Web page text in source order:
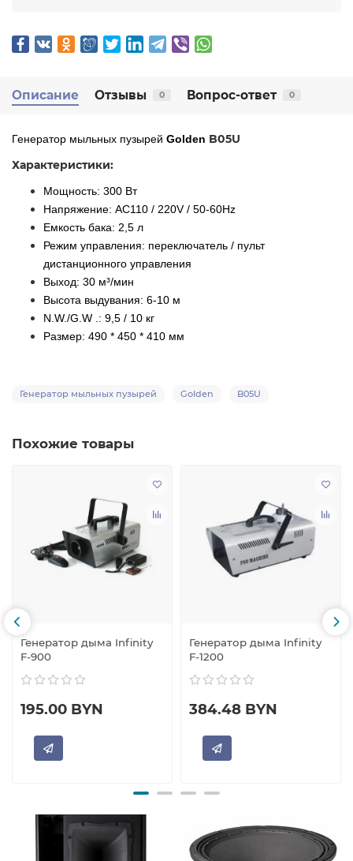
Описание Отзывы 0 Вопрос-ответ 0
Генератор мыльных пузырей Golden B05U
Характеристики:
Мощность: 300 Вт
Напряжение: AC110 / 220V / 50-60Hz
Емкость бака: 2,5 л
Режим управления: переключатель / пульт
дистанционного управления
Выход: 30 м³/мин
Высота выдувания: 6-10 м
N.W./G.W .: 9,5 / 10 кг
Размер: 490 * 450 * 410 мм
Генератор мыльных пузырей Golden B05U
Похожие товары
Генератор дыма Infinity
F-900
195.00 BYN
Генератор дыма Infinity
F-1200
384.48 BYN